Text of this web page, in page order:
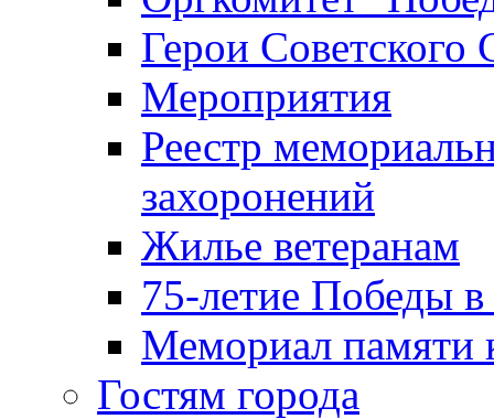
Герои Советского
Мероприятия
Реестр
захоронений
Жилье ветеранам
75-летие Победы
Мемориал памяти
Гостям города